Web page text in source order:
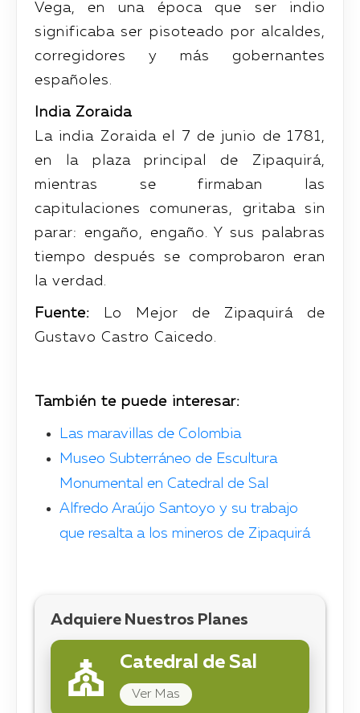
Vega, en una época que ser indio
significaba ser pisoteado por alcaldes,
corregidores y más gobernantes
españoles.
India Zoraida
La india Zoraida el 7 de junio de 1781,
en la plaza principal de Zipaquirá,
mientras se firmaban las
capitulaciones comuneras, gritaba sin
parar: engaño, engaño. Y sus palabras
tiempo después se comprobaron eran
la verdad.
Fuente: Lo Mejor de Zipaquirá de
Gustavo Castro Caicedo.
También te puede interesar:
Las maravillas de Colombia
Museo Subterráneo de Escultura
Monumental en Catedral de Sal
Alfredo Araújo Santoyo y su trabajo
que resalta a los mineros de Zipaquirá
Adquiere Nuestros Planes
Catedral de Sal
Ver Mas